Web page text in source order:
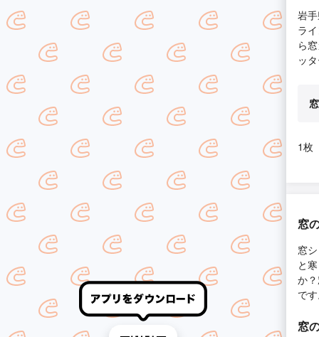
岩
ラ
ら
ッ
1枚
窓
窓
と
か
で
窓